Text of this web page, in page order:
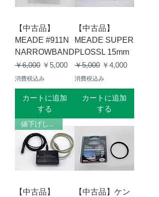
【中古品】
MEADE #911N
NARROWBAND
通常価格
￥6,000 セール価格
￥5,000
消費税込み
カートに追加
する
【中古品】
MEADE SUPER
PLOSSL 15mm
通常価格
￥5,000 セール価格
￥4,000
消費税込み
カートに追加
する
値下げしました
【中古品】
【中古品】ケン